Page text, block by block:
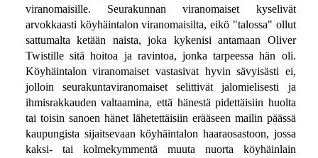
viranomaisille. Seurakunnan viranomaiset kyselivät
arvokkaasti köyhäintalon viranomaisilta, eikö "talossa" ollut
sattumalta ketään naista, joka kykenisi antamaan Oliver
Twistille sitä hoitoa ja ravintoa, jonka tarpeessa hän oli.
Köyhäintalon viranomaiset vastasivat hyvin sävyisästi ei,
jolloin seurakuntaviranomaiset selittivät jalomielisesti ja
ihmisrakkauden valtaamina, että hänestä pidettäisiin huolta
tai toisin sanoen hänet lähetettäisiin erääseen mailin päässä
kaupungista sijaitsevaan köyhäintalon haaraosastoon, jossa
kaksi- tai kolmekymmentä muuta nuorta köyhäinlain